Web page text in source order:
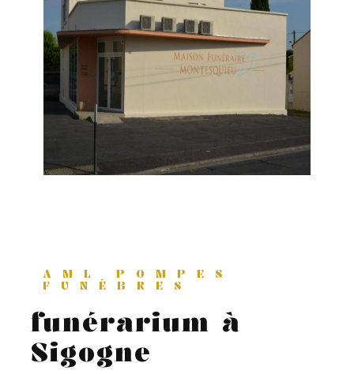
AML POMPES
FUNÈBRES
funérarium à
Sigogne